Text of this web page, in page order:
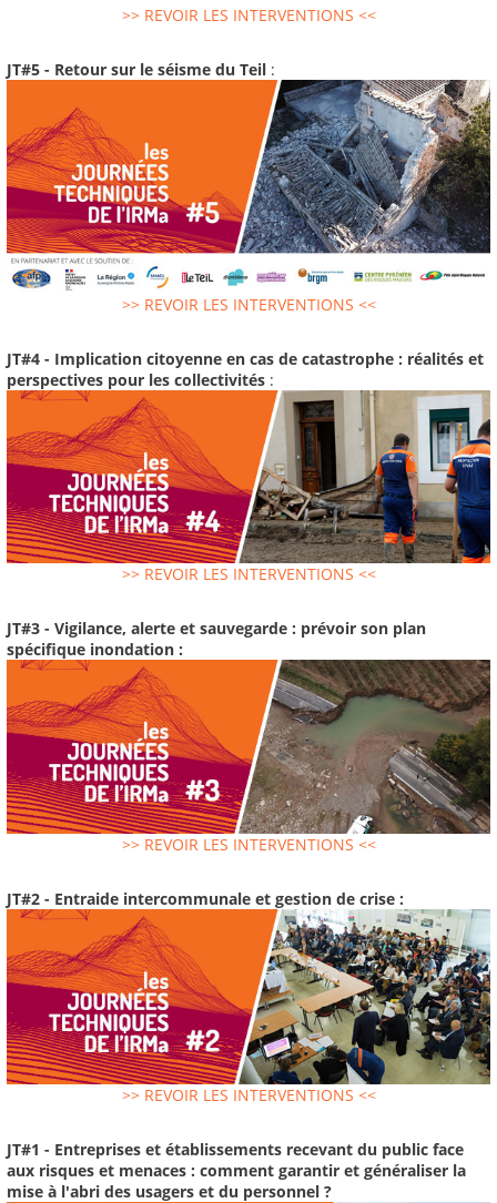
>> REVOIR LES INTERVENTIONS <<
JT#5 - Retour sur le séisme du Teil :
>> REVOIR LES INTERVENTIONS <<
JT#4 - Implication citoyenne en cas de catastrophe : réalités et
perspectives pour les collectivités :
>> REVOIR LES INTERVENTIONS <<
JT#3 - Vigilance, alerte et sauvegarde : prévoir son plan
spécifique inondation :
>> REVOIR LES INTERVENTIONS <<
JT#2 - Entraide intercommunale et gestion de crise :
>> REVOIR LES INTERVENTIONS <<
JT#1 - Entreprises et établissements recevant du public face
aux risques et menaces : comment garantir et généraliser la
mise à l'abri des usagers et du personnel ?